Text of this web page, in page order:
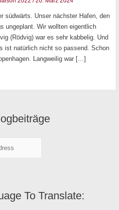
südwärts. Unser nächster Hafen, den
ungeplant. Wir wollten eigentlich
(Rödvig) war es sehr kabbelig. Und
ist natürlich nicht so passend. Schon
Langweilig war […]
To Translate: